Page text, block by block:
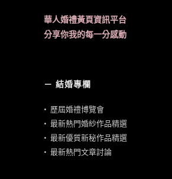
華人婚禮黃頁資訊平台
分享你我的每一分感動
－ 結婚專欄
• 歷屆婚禮博覽會
• 最新熱門婚紗作品精選
• 最新優質新秘作品精選
• 最新熱門文章討論